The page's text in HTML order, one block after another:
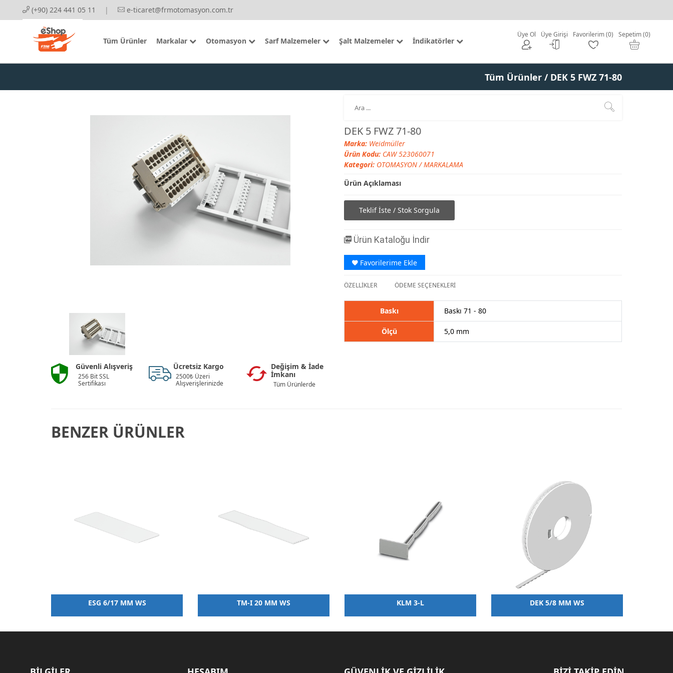
(+90) 224 441 05 11 | e-ticaret@frmotomasyon.com.tr
Tüm Ürünler Markalar Otomasyon Sarf Malzemeler Şalt Malzemeler İndikatörler
Üye Ol Üye Girişi Favorilerim (0) Sepetim (0)
Tüm Ürünler / DEK 5 FWZ 71-80
Güvenli Alışveriş
256 Bit SSL
Sertifikası
Ücretsiz Kargo
2500₺ Üzeri
Alışverişlerinizde
Değişim & İade
İmkanı
Tüm Ürünlerde
DEK 5 FWZ 71-80
Marka: Weidmüller
Ürün Kodu: CAW 523060071
Kategori: OTOMASYON/MARKALAMA
Ürün Açıklaması
Teklif İste / Stok Sorgula
Ürün Kataloğu İndir
Favorilerime Ekle
ÖZELLİKLER ÖDEME SEÇENEKLERİ
Baskı Baskı 71 - 80
Ölçü 5,0 mm
BENZER ÜRÜNLER
ESG 6/17 MM WS TM-I 20 MM WS KLM 3-L DEK 5/8 MM WS